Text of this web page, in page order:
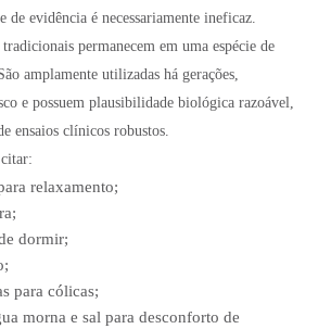
de evidência é necessariamente ineficaz.
permanecem em uma espécie de
amplamente utilizadas há gerações,
e possuem plausibilidade biológica razoável,
ensaios clínicos robustos.
relaxamento;
dormir;
para cólicas;
morna e sal para desconforto de